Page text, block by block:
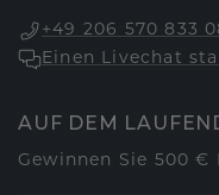
+49 206 570 833
Einen Livechat
AUF DEM
Gewinnen Sie 500 €